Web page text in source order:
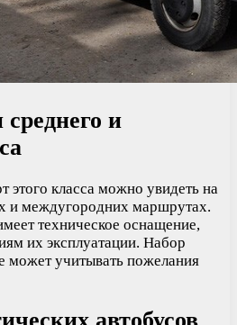
и
этого класса можно увидеть на
и междугородних маршрутах.
техническое оснащение,
их эксплуатации. Набор
может учитывать пожелания